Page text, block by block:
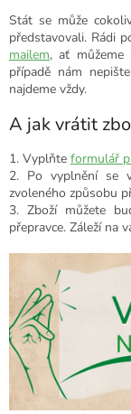
Stát se může
představovali. Rádi
mailem, ať můžeme
případě nám
najdeme vždy.
A jak vrátit
1. Vyplňte formulář
2. Po vyplnění se
zvoleného způsobu
3. Zboží můžete
přepravce. Záleží na